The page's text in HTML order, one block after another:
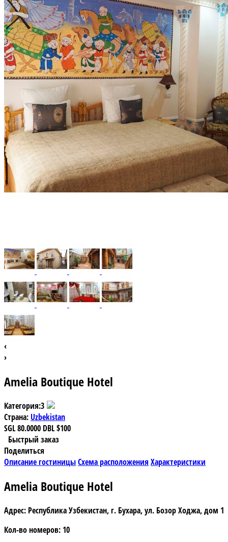
‹
›
Amelia Boutique Hotel
Категория:3
Страна: Uzbekistan
SGL80.0000 DBL$100
Быстрый заказ
Поделиться
Описание гостиницыСхема расположения Характеристики
Amelia Boutique Hotel
Адрес: Республика Узбекистан, г. Бухара, ул. Бозор Ходжа, дом 1
Кол-во номеров: 10